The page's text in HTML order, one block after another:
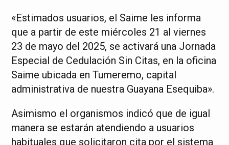
«Estimados usuarios, el Saime les informa
que a partir de este miércoles 21 al viernes
23 de mayo del 2025, se activará una Jornada
Especial de Cedulación Sin Citas, en la oficina
Saime ubicada en Tumeremo, capital
administrativa de nuestra Guayana Esequiba».
Asimismo el organismos indicó que de igual
manera se estarán atendiendo a usuarios
habituales que solicitaron cita por el sistema